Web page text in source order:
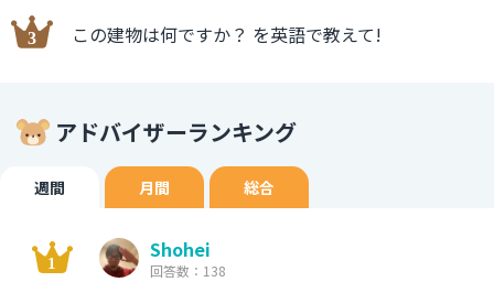
この建物は何ですか？ を英語で教えて!
アドバイザーランキング
週間 月間 総合
Shohei
回答数：138